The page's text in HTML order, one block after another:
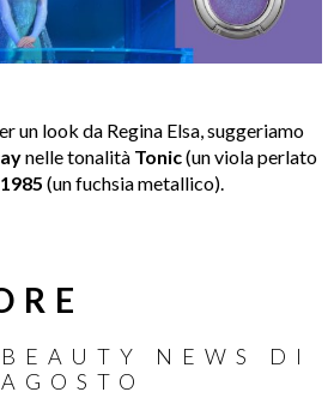
un look da Regina Elsa, suggeriamo
nelle tonalità Tonic(un viola perlato
1985 (un fuchsia metallico).
BEAUTY NEWS DI
AGOSTO